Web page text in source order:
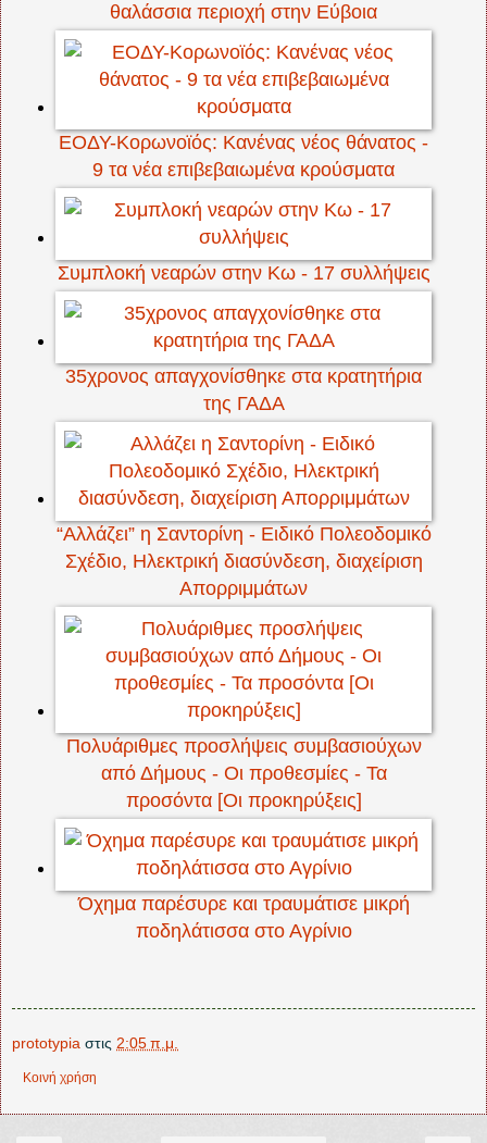
θαλάσσια περιοχή στην Εύβοια
ΕΟΔΥ-Κορωνοϊός: Κανένας νέος θάνατος -
9 τα νέα επιβεβαιωμένα κρούσματα
Συμπλοκή νεαρών στην Κω - 17 συλλήψεις
35χρονος απαγχονίσθηκε στα κρατητήρια
της ΓΑΔΑ
“Αλλάζει” η Σαντορίνη - Ειδικό Πολεοδομικό
Σχέδιο, Ηλεκτρική διασύνδεση, διαχείριση
Απορριμμάτων
Πολυάριθμες προσλήψεις συμβασιούχων
από Δήμους - Οι προθεσμίες - Τα
προσόντα [Οι προκηρύξεις]
Όχημα παρέσυρε και τραυμάτισε μικρή
ποδηλάτισσα στο Αγρίνιο
prototypia στις 2:05 π.μ.
Κοινή χρήση